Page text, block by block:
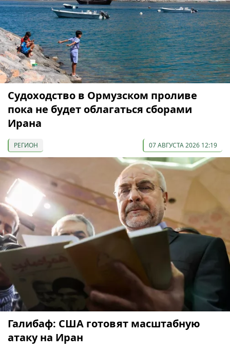
Судоходство в Ормузском проливе
пока не будет облагаться сборами
Ирана
РЕГИОН 07 АВГУСТА 2026 12:19
Галибаф: США готовят масштабную
атаку на Иран